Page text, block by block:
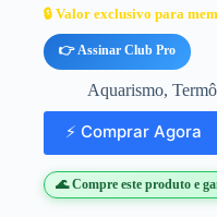
🔒 Valor exclusivo para
👉 Assinar Club Pro
Aquarismo,
⚡ Comprar Agora
🌊 Compre este produto e